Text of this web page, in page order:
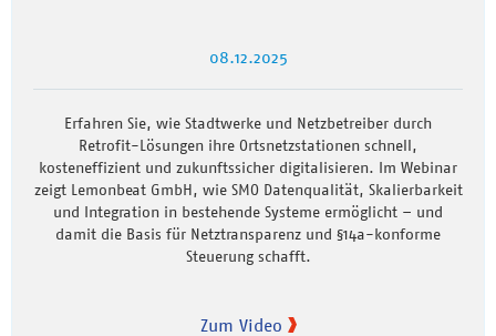
08.12.2025
Erfahren Sie, wie Stadtwerke und Netzbetreiber durch
Retrofit-Lösungen ihre Ortsnetzstationen schnell,
kosteneffizient und zukunftssicher digitalisieren. Im Webinar
zeigt Lemonbeat GmbH, wie SMO Datenqualität, Skalierbarkeit
und Integration in bestehende Systeme ermöglicht – und
damit die Basis für Netztransparenz und §14a-konforme
Steuerung schafft.
Zum Video